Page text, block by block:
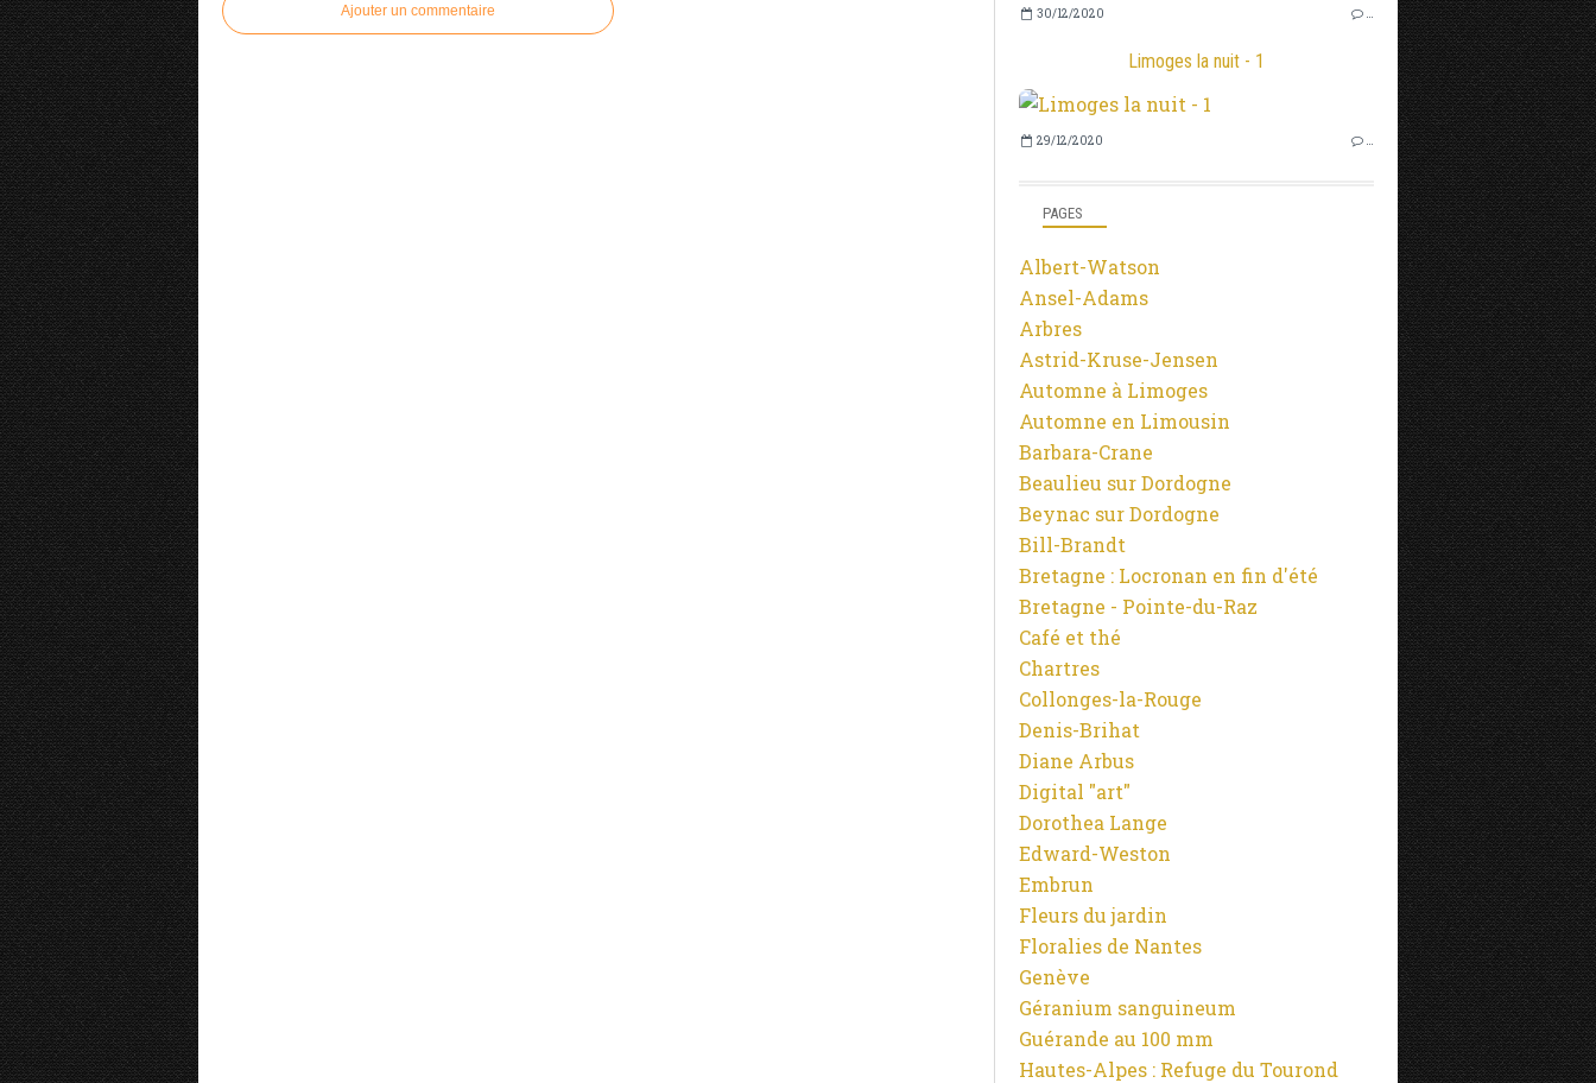
Ajouter un commentaire 30/12/2020 …
Limoges la nuit - 1
29/12/2020 …
PAGES
Albert-Watson
Ansel-Adams
Arbres
Astrid-Kruse-Jensen
Automne à Limoges
Automne en Limousin
Barbara-Crane
Beaulieu sur Dordogne
Beynac sur Dordogne
Bill-Brandt
Bretagne : Locronan en fin d'été
Bretagne - Pointe-du-Raz
Café et thé
Chartres
Collonges-la-Rouge
Denis-Brihat
Diane Arbus
Digital "art"
Dorothea Lange
Edward-Weston
Embrun
Fleurs du jardin
Floralies de Nantes
Genève
Géranium sanguineum
Guérande au 100 mm
Hautes-Alpes : Refuge du Tourond